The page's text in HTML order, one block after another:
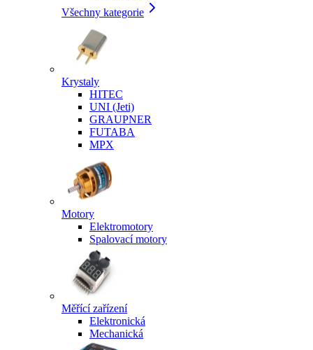
Všechny kategorie
Krystaly
HITEC
UNI (Jeti)
GRAUPNER
FUTABA
MPX
Motory
Elektromotory
Spalovací motory
Měřící zařízení
Elektronická
Mechanická